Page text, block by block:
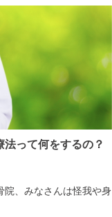
法って何をするの？
院、みなさんは怪我や身